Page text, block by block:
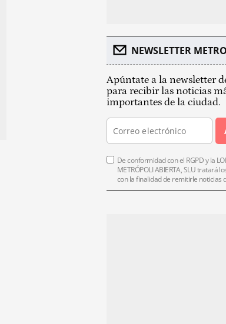
NEWSLETTER
Apúntate a la newsletter
para recibir las noticias
importantes de la ciudad.
De conformidad con el RGPD y la
METRÓPOLI ABIERTA, SLU tratará
con la finalidad de remitirle noticias